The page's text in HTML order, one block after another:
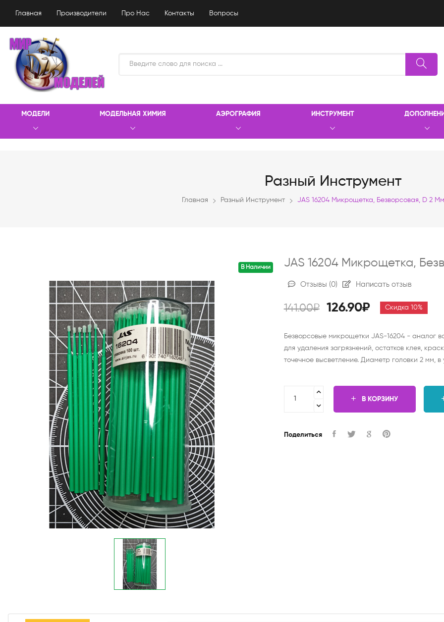
Главная Производители Про Нас Контакты Вопросы
МОДЕЛИ МОДЕЛЬНАЯ ХИМИЯ АЭРОГРАФИЯ ИНСТРУМЕНТ
Разный Инструмент
Главная Разный Инструмент JAS 16204 Микрощетка, Безворсовая, D 2
В Наличии JAS 16204 Микрощетка,
Отзывы (0) Написать отзыв
141.00₽ 126.90₽ Скидка 10%
Безворсовые микрощетки JAS-16204 - аналог
для удаления загрязнений, остатков клея,
точечное высветление. Диаметр головки 2 мм, в
В КОРЗИНУ
Поделиться